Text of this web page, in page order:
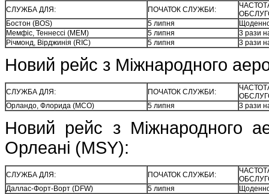
СЛУЖБА ДЛЯ: ПОЧАТОК СЛУЖБИ:
Бостон (BOS)
5 липня
Мемфіс, Теннессі (MEM)
5 липня
3 рази
Річмонд, Вірджинія (RIC)
5 липня 3 рази
Новий рейс з Міжнародного
СЛУЖБА ДЛЯ: ПОЧАТОК СЛУЖБИ:
Орландо, Флорида (MCO)
5 липня 3 рази
Новий рейс з Міжнародного
Орлеані (MSY):
СЛУЖБА ДЛЯ: ПОЧАТОК СЛУЖБИ:
Даллас-Форт-Ворт (DFW)
5 липня